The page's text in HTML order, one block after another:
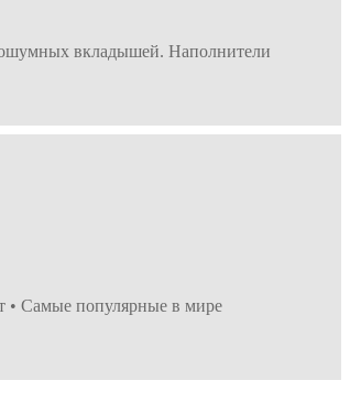
вкладышей. Наполнители
Самые популярные в мире